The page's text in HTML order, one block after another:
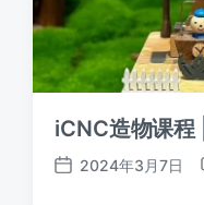
iCNC造物课程
发
2024年3月7日